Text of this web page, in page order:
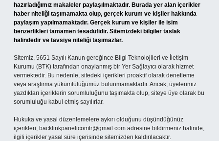
hazırladığımız makaleler paylaşılmaktadır. Burada yer alan içerikler
haber niteliği taşımamakta olup, gerçek kurum ve kişiler hakkında
paylaşım yapılmamaktadır. Gerçek kurum ve kişiler ile isim
benzerlikleri tamamen tesadüfidir. Sitemizdeki bilgiler taslak
halindedir ve tavsiye niteliği taşımazlar.
Sitemiz, 5651 Sayılı Kanun gereğince Bilgi Teknolojileri ve İletişim
Kurumu (BTK) tarafından onaylanmış bir Yer Sağlayıcı olarak hizmet
vermektedir. Bu nedenle, sitedeki içerikleri proaktif olarak denetleme
veya araştırma yükümlülüğümüz bulunmamaktadır. Ancak, üyelerimiz
yazdıkları içeriklerin sorumluluğunu taşımakta olup, siteye üye olarak bu
sorumluluğu kabul etmiş sayılırlar.
Hukuka ve yasal düzenlemelere aykırı olduğunu düşündüğünüz
içerikleri, backlinkpanelicomtr@gmail.com adresine bildirmeniz halinde,
ilgili içerikler yasal süre içerisinde sitemizden kaldırılacaktır.